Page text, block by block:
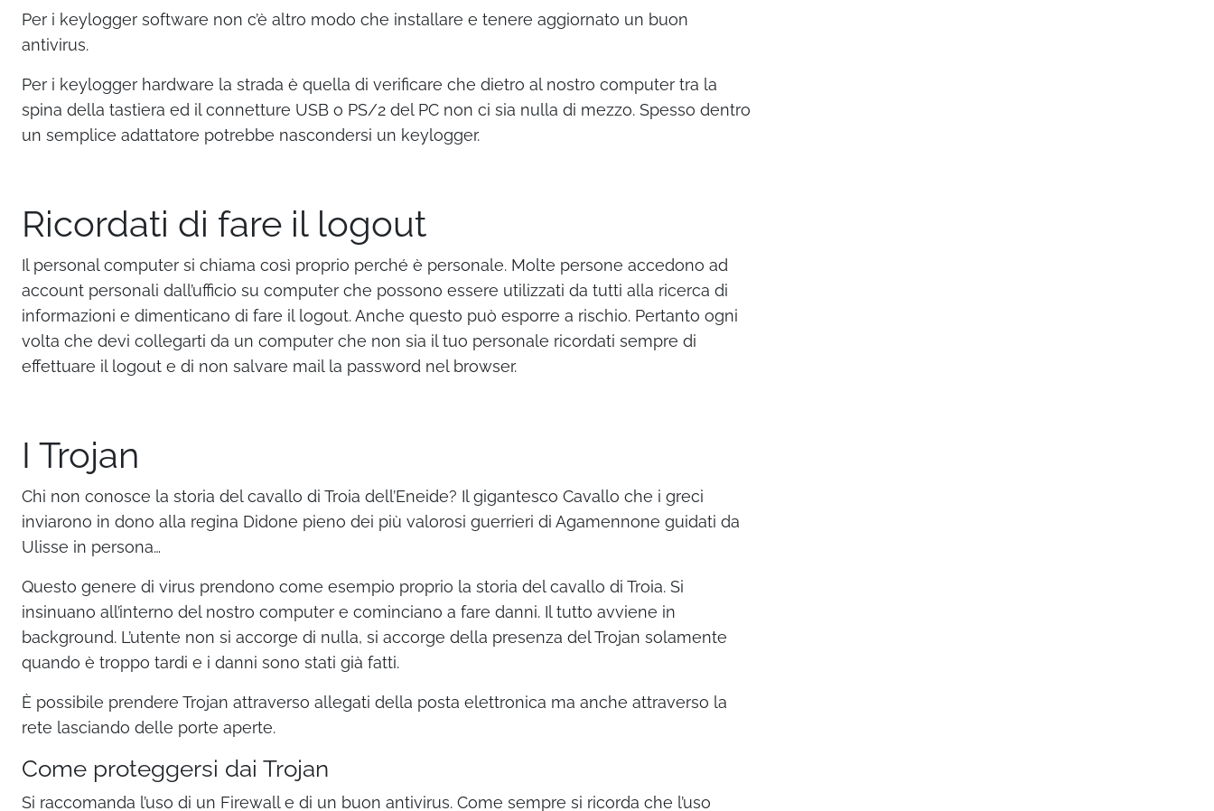
Per i keylogger software non c’è altro modo che installare e tenere aggiornato un buon
antivirus.
Per i keylogger hardware la strada è quella di verificare che dietro al nostro computer tra la
spina della tastiera ed il connetture USB o PS/2 del PC non ci sia nulla di mezzo. Spesso dentro
un semplice adattatore potrebbe nascondersi un keylogger.
Ricordati di fare il logout
Il personal computer si chiama così proprio perché è personale. Molte persone accedono ad
account personali dall’ufficio su computer che possono essere utilizzati da tutti alla ricerca di
informazioni e dimenticano di fare il logout. Anche questo può esporre a rischio. Pertanto ogni
volta che devi collegarti da un computer che non sia il tuo personale ricordati sempre di
effettuare il logout e di non salvare mail la password nel browser.
I Trojan
Chi non conosce la storia del cavallo di Troia dell’Eneide? Il gigantesco Cavallo che i greci
inviarono in dono alla regina Didone pieno dei più valorosi guerrieri di Agamennone guidati da
Ulisse in persona…
Questo genere di virus prendono come esempio proprio la storia del cavallo di Troia. Si
insinuano all’interno del nostro computer e cominciano a fare danni. Il tutto avviene in
background. L’utente non si accorge di nulla, si accorge della presenza del Trojan solamente
quando è troppo tardi e i danni sono stati già fatti.
È possibile prendere Trojan attraverso allegati della posta elettronica ma anche attraverso la
rete lasciando delle porte aperte.
Come proteggersi dai Trojan
Si raccomanda l’uso di un Firewall e di un buon antivirus. Come sempre si ricorda che l’uso